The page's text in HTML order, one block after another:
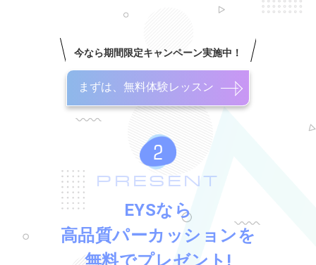
今なら期間限定キャンペーン実施中！
まずは、無料体験レッスン
PRESENT
EYSなら
高品質パーカッションを
無料でプレゼント!